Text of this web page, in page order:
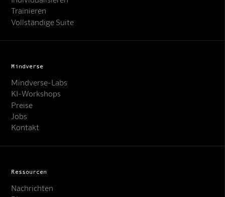
Trainieren
Vollständige Suite
Mindverse
Mindverse-Labs
KI-Workshops
Preise
Jobs
Kontakt
Ressourcen
Nachrichten